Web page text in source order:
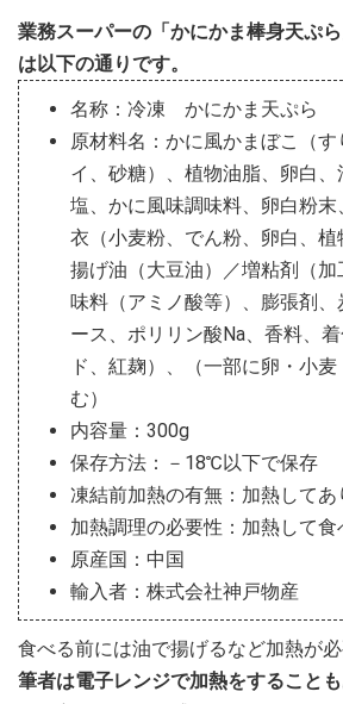
業務スーパーの「かにかま棒身天ぷ
は以下の通りです。
名称：冷凍 かにかま天ぷら
原材料名：かに風かまぼこ（
イ、砂糖）、植物油脂、卵白
塩、かに風味調味料、卵白粉末
衣（小麦粉、でん粉、卵白、植
揚げ油（大豆油）／増粘剤（加
味料（アミノ酸等）、膨張剤、
ース、ポリリン酸Na、香料、
ド、紅麹）、（一部に卵・小
む）
内容量：300g
保存方法：－18℃以下で保存
凍結前加熱の有無：加熱してあ
加熱調理の必要性：加熱して食
原産国：中国
輸入者：株式会社神戸物産
食べる前には油で揚げるなど加熱が必
筆者は電子レンジで加熱をすることも